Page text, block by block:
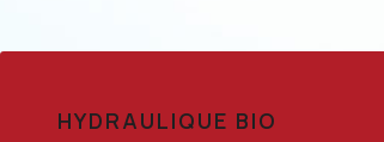
HYDRAULIQUE BIO